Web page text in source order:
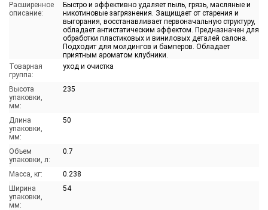
Расширенное
описание:
Быстро и эффективно удаляет пыль, грязь, масляные и
никотиновые загрязнения. Защищает от старения и
выгорания, восстанавливает первоначальную структуру,
обладает антистатическим эффектом. Предназначен для
обработки пластиковых и виниловых деталей салона.
Подходит для молдингов и бамперов. Обладает
приятным ароматом клубники.
Товарная
группа:
уход и очистка
Высота
упаковки,
мм:
235
Длина
упаковки,
мм:
50
Объем
упаковки, л:
0.7
Масса, кг:
0.238
Ширина
упаковки,
мм:
54